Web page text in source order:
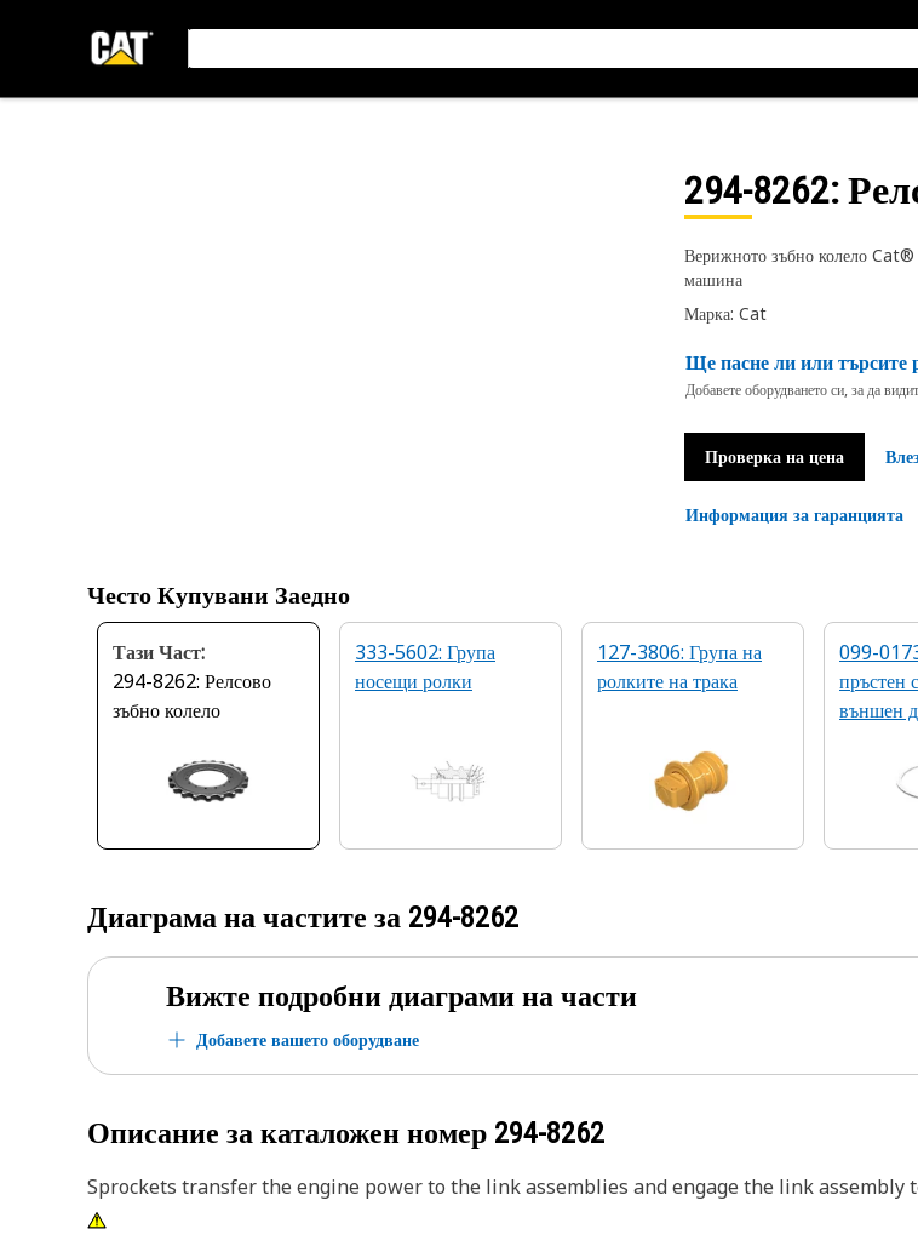
294-8262:
Верижното зъбно колело Cat®
машина
Марка: Cat
Ще пасне ли или търсите
Добавете оборудването си, за да
Проверка на цена
Информация за гаранцията
Често Купувани Заедно
Тази Част:
294-8262: Релсово
зъбно колело
333-5602: Група
носещи ролки
127-3806: Група на
ролките на трака
099-
пръстен
външен
Диаграма на частите за 294-8262
Вижте подробни диаграми на части
Добавете вашето оборудване
Описание за каталожен номер 294-8262
Sprockets transfer the engine power to the link assemblies and engage the link assembly